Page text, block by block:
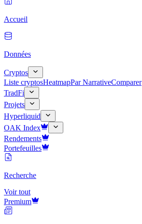
Accueil
Données
Cryptos
Liste cryptosHeatmapPar NarrativeComparer
TradFi
Projets
Hyperliquid
OAK Index
Rendements
Portefeuilles
Recherche
Voir tout
Premium